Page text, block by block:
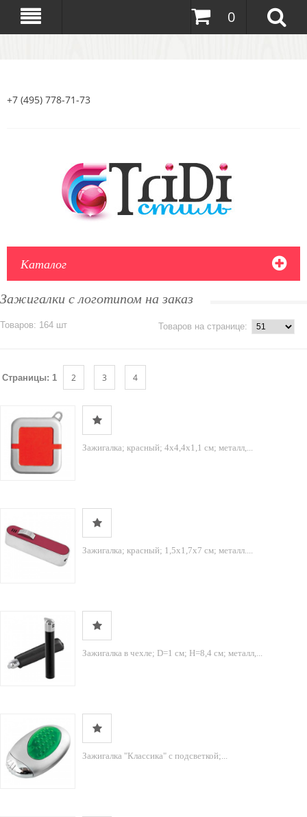
0
+7 (495) 778-71-73
Каталог
Зажигалки с логотипом на заказ
Товаров: 164 шт Товаров на странице:
Страницы: 1 2 3 4
Зажигалка; красный; 4х4,4х1,1 см; металл,...
Зажигалка; красный; 1,5х1,7х7 см; металл....
Зажигалка в чехле; D=1 см; H=8,4 см; металл,...
Зажигалка "Классика" с подсветкой;...